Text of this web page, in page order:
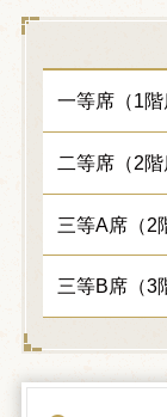
一等席（1階
二等席（2階
三等A席（2
三等B席（3